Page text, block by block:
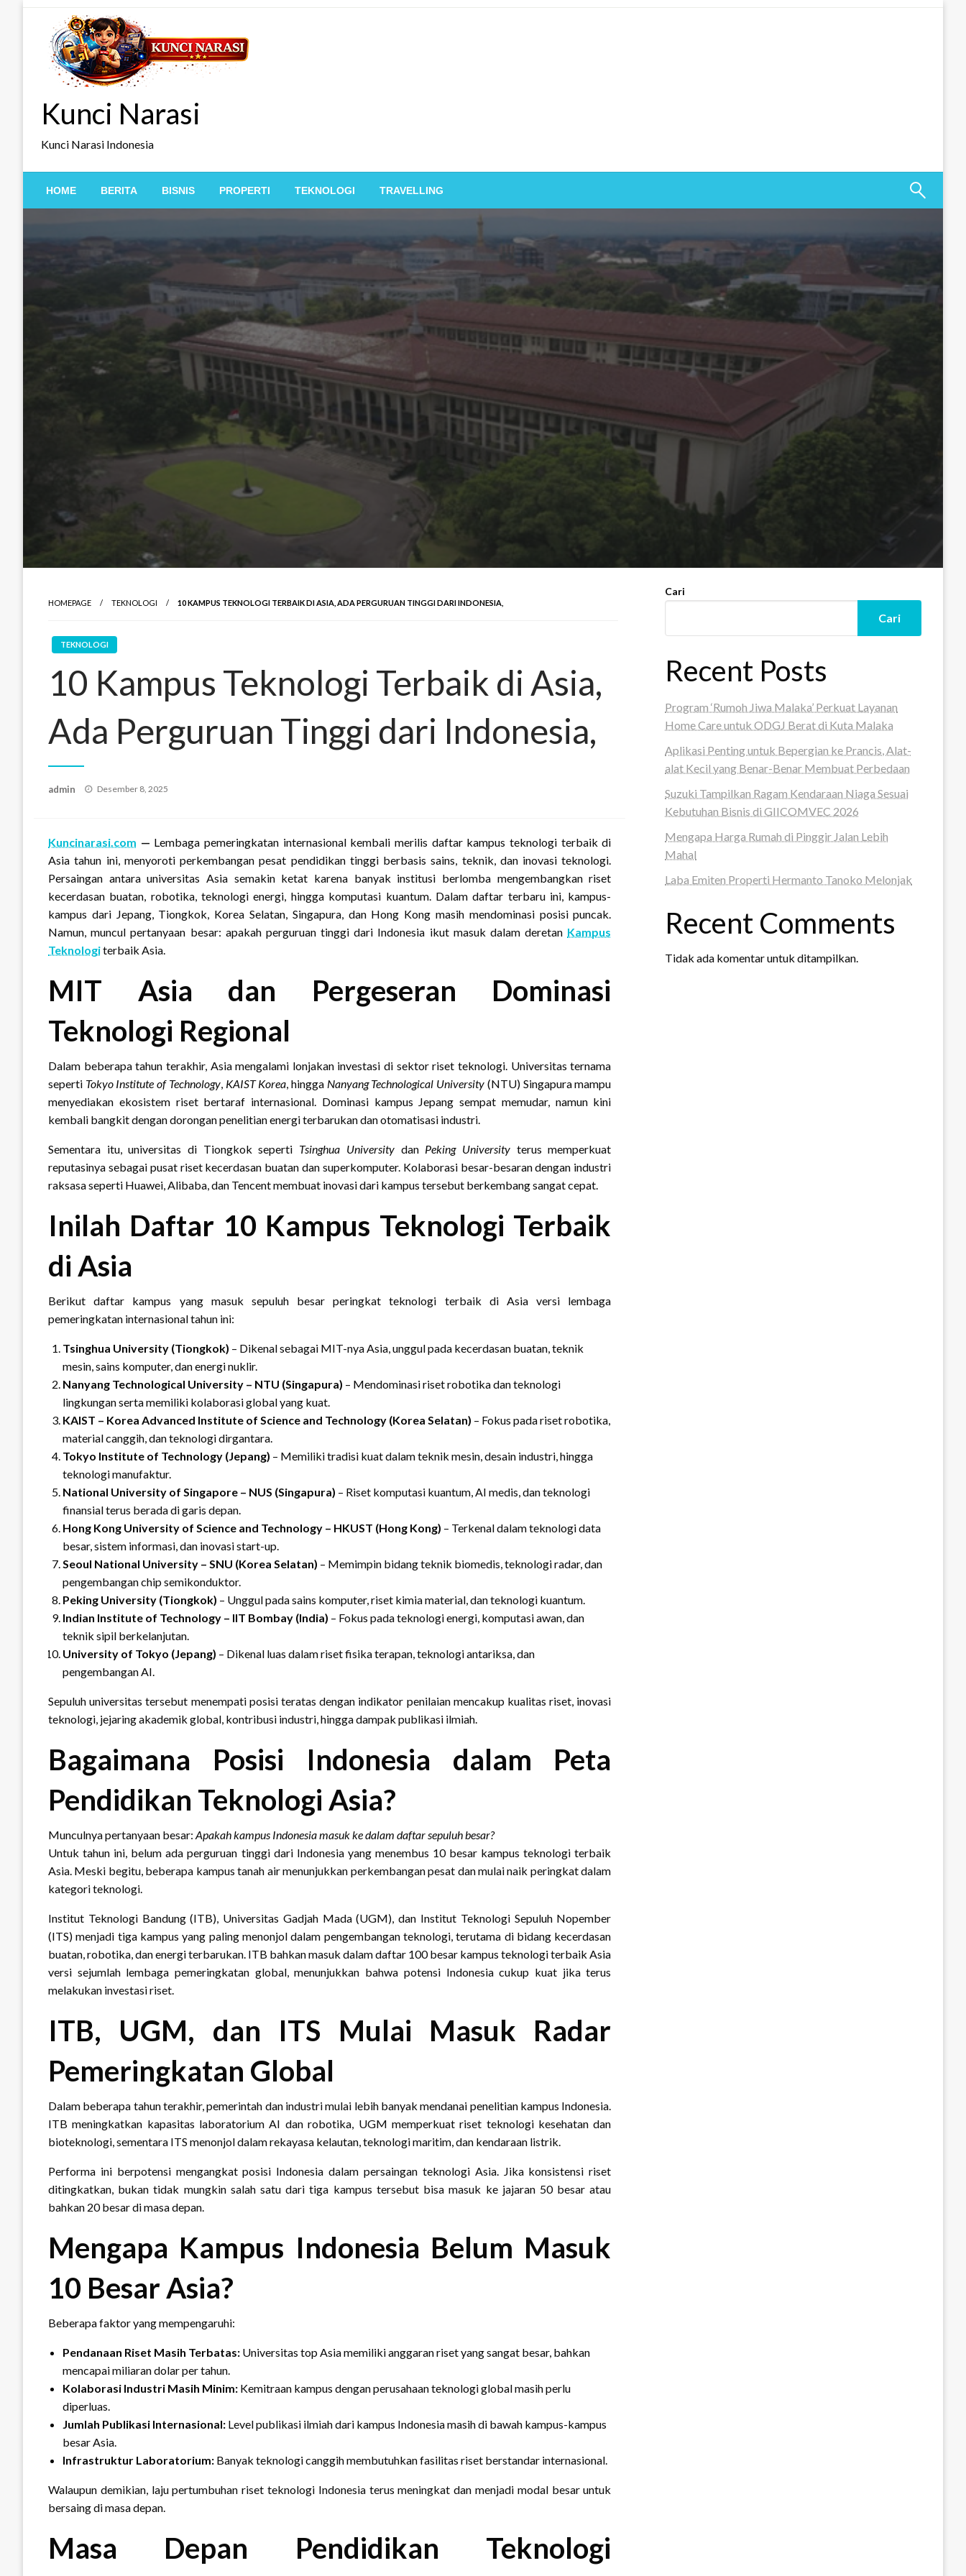
Kunci Narasi
Kunci Narasi Indonesia
HOME BERITA BISNIS PROPERTI TEKNOLOGI TRAVELLING
HOMEPAGE TEKNOLOGI 10 KAMPUS TEKNOLOGI TERBAIK DI ASIA, ADA PERGURUAN TINGGI DARI INDONESIA,
TEKNOLOGI
10 Kampus Teknologi Terbaik di Asia,
Ada Perguruan Tinggi dari Indonesia,
admin
Posted
Desember 8, 2025
Kuncinarasi.com — Lembaga pemeringkatan internasional kembali merilis daftar kampus teknologi terbaik di
Asia tahun ini, menyoroti perkembangan pesat pendidikan tinggi berbasis sains, teknik, dan inovasi teknologi.
Persaingan antara universitas Asia semakin ketat karena banyak institusi berlomba mengembangkan riset
kecerdasan buatan, robotika, teknologi energi, hingga komputasi kuantum. Dalam daftar terbaru ini, kampus-
kampus dari Jepang, Tiongkok, Korea Selatan, Singapura, dan Hong Kong masih mendominasi posisi puncak.
Namun, muncul pertanyaan besar: apakah perguruan tinggi dari Indonesia ikut masuk dalam deretan Kampus
Teknologiterbaik Asia.
MIT Asia dan Pergeseran Dominasi
Teknologi Regional
Dalam beberapa tahun terakhir, Asia mengalami lonjakan investasi di sektor riset teknologi. Universitas ternama
seperti Tokyo Institute of Technology, KAIST Korea, hingga Nanyang Technological University (NTU) Singapura mampu
menyediakan ekosistem riset bertaraf internasional. Dominasi kampus Jepang sempat memudar, namun kini
kembali bangkit dengan dorongan penelitian energi terbarukan dan otomatisasi industri.
Sementara itu, universitas di Tiongkok seperti Tsinghua Universitydan Peking Universityterus memperkuat
reputasinya sebagai pusat riset kecerdasan buatan dan superkomputer. Kolaborasi besar-besaran dengan industri
raksasa seperti Huawei, Alibaba, dan Tencent membuat inovasi dari kampus tersebut berkembang sangat cepat.
Inilah Daftar 10 Kampus Teknologi Terbaik
di Asia
Berikut daftar kampus yang masuk sepuluh besar peringkat teknologi terbaik di Asia versi lembaga
pemeringkatan internasional tahun ini:
Tsinghua University (Tiongkok) – Dikenal sebagai MIT-nya Asia, unggul pada kecerdasan buatan, teknik
mesin, sains komputer, dan energi nuklir.
Nanyang Technological University – NTU (Singapura) – Mendominasi riset robotika dan teknologi
lingkungan serta memiliki kolaborasi global yang kuat.
KAIST – Korea Advanced Institute of Science and Technology (Korea Selatan) – Fokus pada riset robotika,
material canggih, dan teknologi dirgantara.
Tokyo Institute of Technology (Jepang) – Memiliki tradisi kuat dalam teknik mesin, desain industri, hingga
teknologi manufaktur.
National University of Singapore – NUS (Singapura) – Riset komputasi kuantum, AI medis, dan teknologi
finansial terus berada di garis depan.
Hong Kong University of Science and Technology – HKUST (Hong Kong) – Terkenal dalam teknologi data
besar, sistem informasi, dan inovasi start-up.
Seoul National University – SNU (Korea Selatan) – Memimpin bidang teknik biomedis, teknologi radar, dan
pengembangan chip semikonduktor.
Peking University (Tiongkok) – Unggul pada sains komputer, riset kimia material, dan teknologi kuantum.
Indian Institute of Technology – IIT Bombay (India) – Fokus pada teknologi energi, komputasi awan, dan
teknik sipil berkelanjutan.
University of Tokyo (Jepang) – Dikenal luas dalam riset fisika terapan, teknologi antariksa, dan
pengembangan AI.
Sepuluh universitas tersebut menempati posisi teratas dengan indikator penilaian mencakup kualitas riset, inovasi
teknologi, jejaring akademik global, kontribusi industri, hingga dampak publikasi ilmiah.
Bagaimana Posisi Indonesia dalam Peta
Pendidikan Teknologi Asia?
Munculnya pertanyaan besar: Apakah kampus Indonesia masuk ke dalam daftar sepuluh besar?
Untuk tahun ini, belum ada perguruan tinggi dari Indonesia yang menembus 10 besar kampus teknologi terbaik
Asia. Meski begitu, beberapa kampus tanah air menunjukkan perkembangan pesat dan mulai naik peringkat dalam
kategori teknologi.
Institut Teknologi Bandung (ITB), Universitas Gadjah Mada (UGM), dan Institut Teknologi Sepuluh Nopember
(ITS) menjadi tiga kampus yang paling menonjol dalam pengembangan teknologi, terutama di bidang kecerdasan
buatan, robotika, dan energi terbarukan. ITB bahkan masuk dalam daftar 100 besar kampus teknologi terbaik Asia
versi sejumlah lembaga pemeringkatan global, menunjukkan bahwa potensi Indonesia cukup kuat jika terus
melakukan investasi riset.
ITB, UGM, dan ITS Mulai Masuk Radar
Pemeringkatan Global
Dalam beberapa tahun terakhir, pemerintah dan industri mulai lebih banyak mendanai penelitian kampus Indonesia.
ITB meningkatkan kapasitas laboratorium AI dan robotika, UGM memperkuat riset teknologi kesehatan dan
bioteknologi, sementara ITS menonjol dalam rekayasa kelautan, teknologi maritim, dan kendaraan listrik.
Performa ini berpotensi mengangkat posisi Indonesia dalam persaingan teknologi Asia. Jika konsistensi riset
ditingkatkan, bukan tidak mungkin salah satu dari tiga kampus tersebut bisa masuk ke jajaran 50 besar atau
bahkan 20 besar di masa depan.
Mengapa Kampus Indonesia Belum Masuk
10 Besar Asia?
Beberapa faktor yang mempengaruhi:
Pendanaan Riset Masih Terbatas: Universitas top Asia memiliki anggaran riset yang sangat besar, bahkan
mencapai miliaran dolar per tahun.
Kolaborasi Industri Masih Minim: Kemitraan kampus dengan perusahaan teknologi global masih perlu
diperluas.
Jumlah Publikasi Internasional: Level publikasi ilmiah dari kampus Indonesia masih di bawah kampus-kampus
besar Asia.
Infrastruktur Laboratorium: Banyak teknologi canggih membutuhkan fasilitas riset berstandar internasional.
Walaupun demikian, laju pertumbuhan riset teknologi Indonesia terus meningkat dan menjadi modal besar untuk
bersaing di masa depan.
Masa Depan Pendidikan Teknologi
Cari
Cari
Recent Posts
Program ‘Rumoh Jiwa Malaka’ Perkuat Layanan
Home Care untuk ODGJ Berat di Kuta Malaka
Aplikasi Penting untuk Bepergian ke Prancis, Alat-
alat Kecil yang Benar-Benar Membuat Perbedaan
Suzuki Tampilkan Ragam Kendaraan Niaga Sesuai
Kebutuhan Bisnis di GIICOMVEC 2026
Mengapa Harga Rumah di Pinggir Jalan Lebih
Mahal
Laba Emiten Properti Hermanto Tanoko Melonjak
Recent Comments
Tidak ada komentar untuk ditampilkan.